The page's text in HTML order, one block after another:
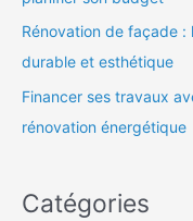
Rénovation de façade
durable et esthétique
Financer ses travaux
rénovation énergétique
Catégories